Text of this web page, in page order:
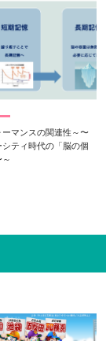
マンスの関連性～〜
ティ時代の「脳の個